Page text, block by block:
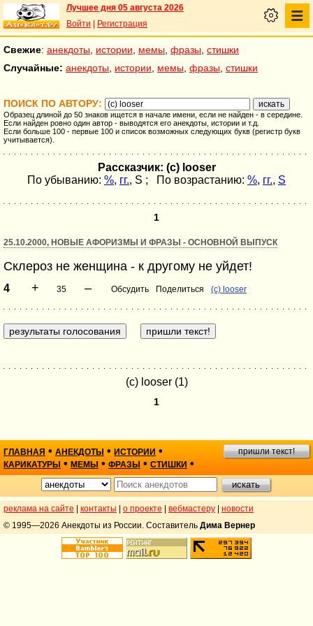
Лучшее дня 05 августа 2026
Войти
Регистрация
Свежие: анекдоты истории мемы фразы стишки
Случайные: анекдоты истории мемы фразы стишки
ПОИСК ПО АВТОРУ:
Образец длиной до 50 знаков ищется в начале имени, если не найден - в середине.
Если найден ровно один автор - выводятся его анекдоты, истории и т.д.
Если больше 100 - первые 100 и список возможных следующих букв (регистр букв
учитывается).
Рассказчик: (c) looser
По убыванию: %, гг., S ; По возрастанию: %, гг., S
1
25.10.2000, НОВЫЕ АФОРИЗМЫ И ФРАЗЫ - ОСНОВНОЙ ВЫПУСК
Склероз не жeнщина - к другому не уйдет!
4 + 35 – Обсудить Поделиться (c) looser
(c) looser (1)
1
ГЛАВНАЯ • АНЕКДОТЫ • ИСТОРИИ •
КАРИКАТУРЫ • МЕМЫ • ФРАЗЫ • СТИШКИ •
пришли текст!
реклама на сайте контакты о проекте вебмастеру
новости
© 1995—2026 Анекдоты из России. Составитель Дима Вернер